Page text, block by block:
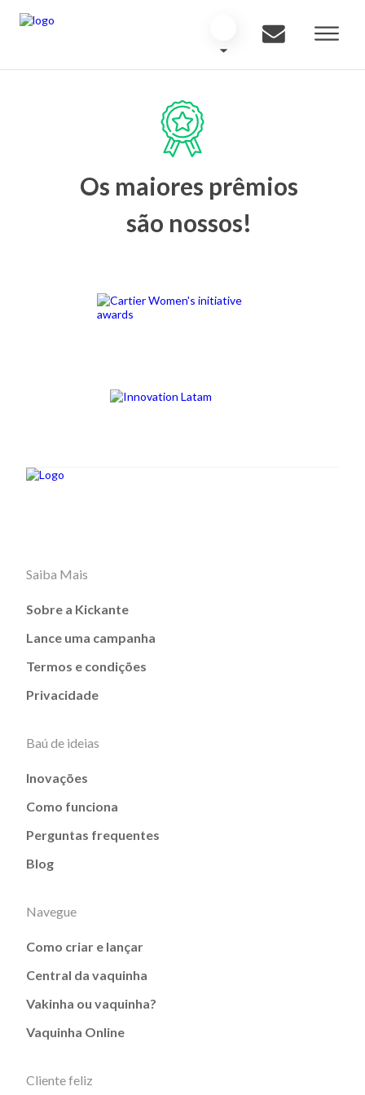
Os maiores prêmios
são nossos!
Saiba Mais
Sobre a Kickante
Lance uma campanha
Termos e condições
Privacidade
Baú de ideias
Inovações
Como funciona
Perguntas frequentes
Blog
Navegue
Como criar e lançar
Central da vaquinha
Vakinha ou vaquinha?
Vaquinha Online
Cliente feliz